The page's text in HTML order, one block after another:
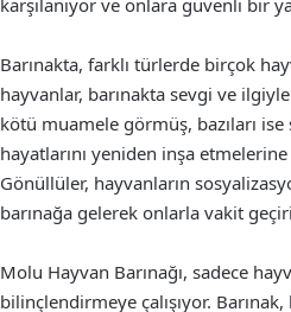
karşılanıyor ve onlara güvenli bir
Barınakta, farklı türlerde birçok
hayvanlar, barınakta sevgi ve
kötü muamele görmüş, bazıları
hayatlarını yeniden inşa
Gönüllüler, hayvanların
barınağa gelerek onlarla vakit
Molu Hayvan Barınağı, sadece
bilinçlendirmeye çalışıyor.